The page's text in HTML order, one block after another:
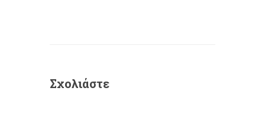
Σχολιάστε